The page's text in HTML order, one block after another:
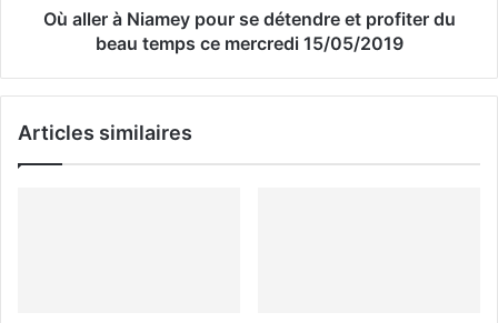
Où aller à Niamey pour se détendre et profiter du
beau temps ce mercredi 15/05/2019
Articles similaires